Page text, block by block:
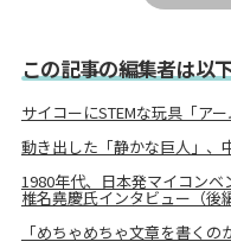
この記事の編集者は以
サイコーにSTEMな玩具「ア
動き出した「静かな巨人」、
1980年代、日本発マイコン
椎名堯慶氏インタビュー（後編
「めちゃめちゃ文章を書くの